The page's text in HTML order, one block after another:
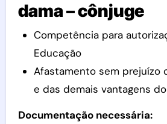
dama – cônjuge
Competência para
Educação
Afastamento sem prejuízo
e das demais vantagens
Documentação necessária: